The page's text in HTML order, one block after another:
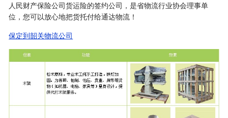
人民财产保险公司货运险的签约公司，是省物流行业协会理事单
位，您可以放心地把货托付给通达物流！
保定到韶关物流公司